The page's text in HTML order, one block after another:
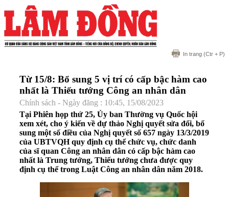
In trang (Ctr + P)
Từ 15/8: Bổ sung 5 vị trí có cấp bậc hàm cao
nhất là Thiếu tướng Công an nhân dân
Chính sách - Ngày đăng : 10:45, 15/08/2023
Tại Phiên họp thứ 25, Ủy ban Thường vụ Quốc hội
xem xét, cho ý kiến về dự thảo Nghị quyết sửa đổi, bổ
sung một số điều của Nghị quyết số 657 ngày 13/3/2019
của UBTVQH quy định cụ thể chức vụ, chức danh
của sĩ quan Công an nhân dân có cấp bậc hàm cao
nhất là Trung tướng, Thiếu tướng chưa được quy
định cụ thể trong Luật Công an nhân dân năm 2018.